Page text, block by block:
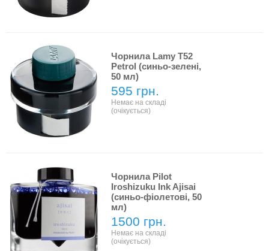
Чорнила Lamy T52
Petrol (синьо-зелені,
50 мл)
595 грн.
Немає на складі
(очікується)
Чорнила Pilot
Iroshizuku Ink Ajisai
(синьо-фіолетові, 50
мл)
1500 грн.
Немає на складі
(очікується)